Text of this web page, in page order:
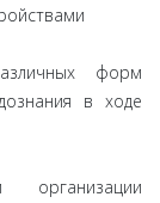
форм
в ходе
организации